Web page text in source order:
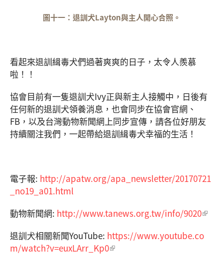
圖十一：退訓犬Layton與主人開心合照。
看起來退訓緝毒犬們過著爽爽的日子，太令人羨慕
啦！！
協會目前有一隻退訓犬Ivy正與新主人接觸中，日後有
任何新的退訓犬領養消息，也會同步在協會官網、
FB，以及台灣動物新聞網上同步宣傳，請各位好朋友
持續關注我們，一起帶給退訓緝毒犬幸福的生活！
電子報: http://apatw.org/apa_newsletter/20170721
_no19_a01.html
動物新聞網: http://www.tanews.org.tw/info/9020
退訓犬相關新聞YouTube: https://www.youtube.co
m/watch?v=euxLArr_Kp0